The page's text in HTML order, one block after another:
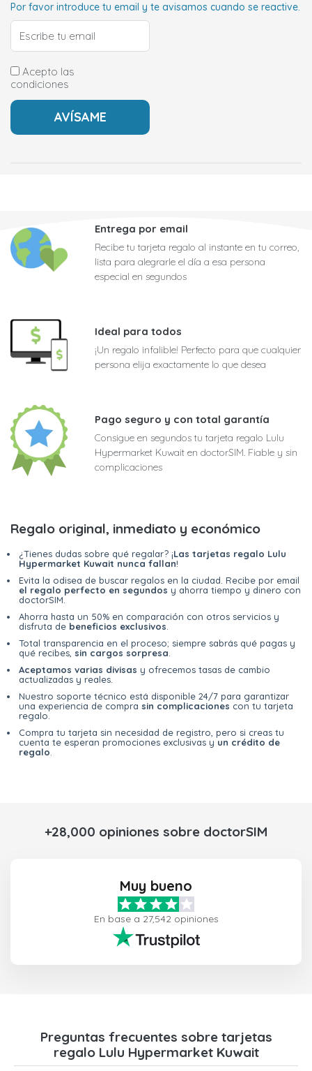
Por favor introduce tu email y te avisamos cuando se reactive.
Acepto las
condiciones
Entrega por email
Recibe tu tarjeta regalo al instante en tu correo,
lista para alegrarle el día a esa persona
especial en segundos
Ideal para todos
¡Un regalo infalible! Perfecto para que cualquier
persona elija exactamente lo que desea
Pago seguro y con total garantía
Consigue en segundos tu tarjeta regalo Lulu
Hypermarket Kuwait en doctorSIM. Fiable y sin
complicaciones
Regalo original, inmediato y económico
¿Tienes dudas sobre qué regalar? ¡Las tarjetas regalo Lulu
Hypermarket Kuwait nunca fallan!
Evita la odisea de buscar regalos en la ciudad. Recibe por email
el regalo perfecto en segundos y ahorra tiempo y dinero con
doctorSIM.
Ahorra hasta un 50% en comparación con otros servicios y
disfruta de beneficios exclusivos
Total transparencia en el proceso; siempre sabrás qué pagas y
qué recibes, sin cargos sorpresa
Aceptamos varias divisas y ofrecemos tasas de cambio
actualizadas y reales.
Nuestro soporte técnico está disponible 24/7 para garantizar
una experiencia de compra sin complicaciones con tu tarjeta
regalo.
Compra tu tarjeta sin necesidad de registro, pero si creas tu
cuenta te esperan promociones exclusivas y un crédito de
regalo
+28,000 opiniones sobre doctorSIM
Muy bueno
En base a 27,542 opiniones
Preguntas frecuentes sobre tarjetas
regalo Lulu Hypermarket Kuwait